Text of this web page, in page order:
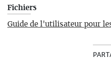
Fichiers
Guide de l'utilisateur pour